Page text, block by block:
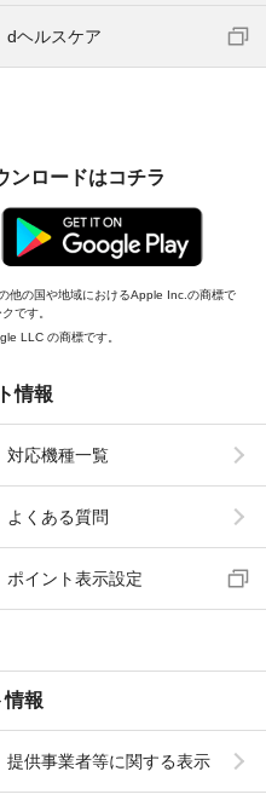
dヘルスケア
ンロードはコチラ
他の国や地域におけるApple Inc.の商標で
です。
LLC の商標です。
情報
対応機種一覧
よくある質問
ポイント表示設定
情報
提供事業者等に関する表示